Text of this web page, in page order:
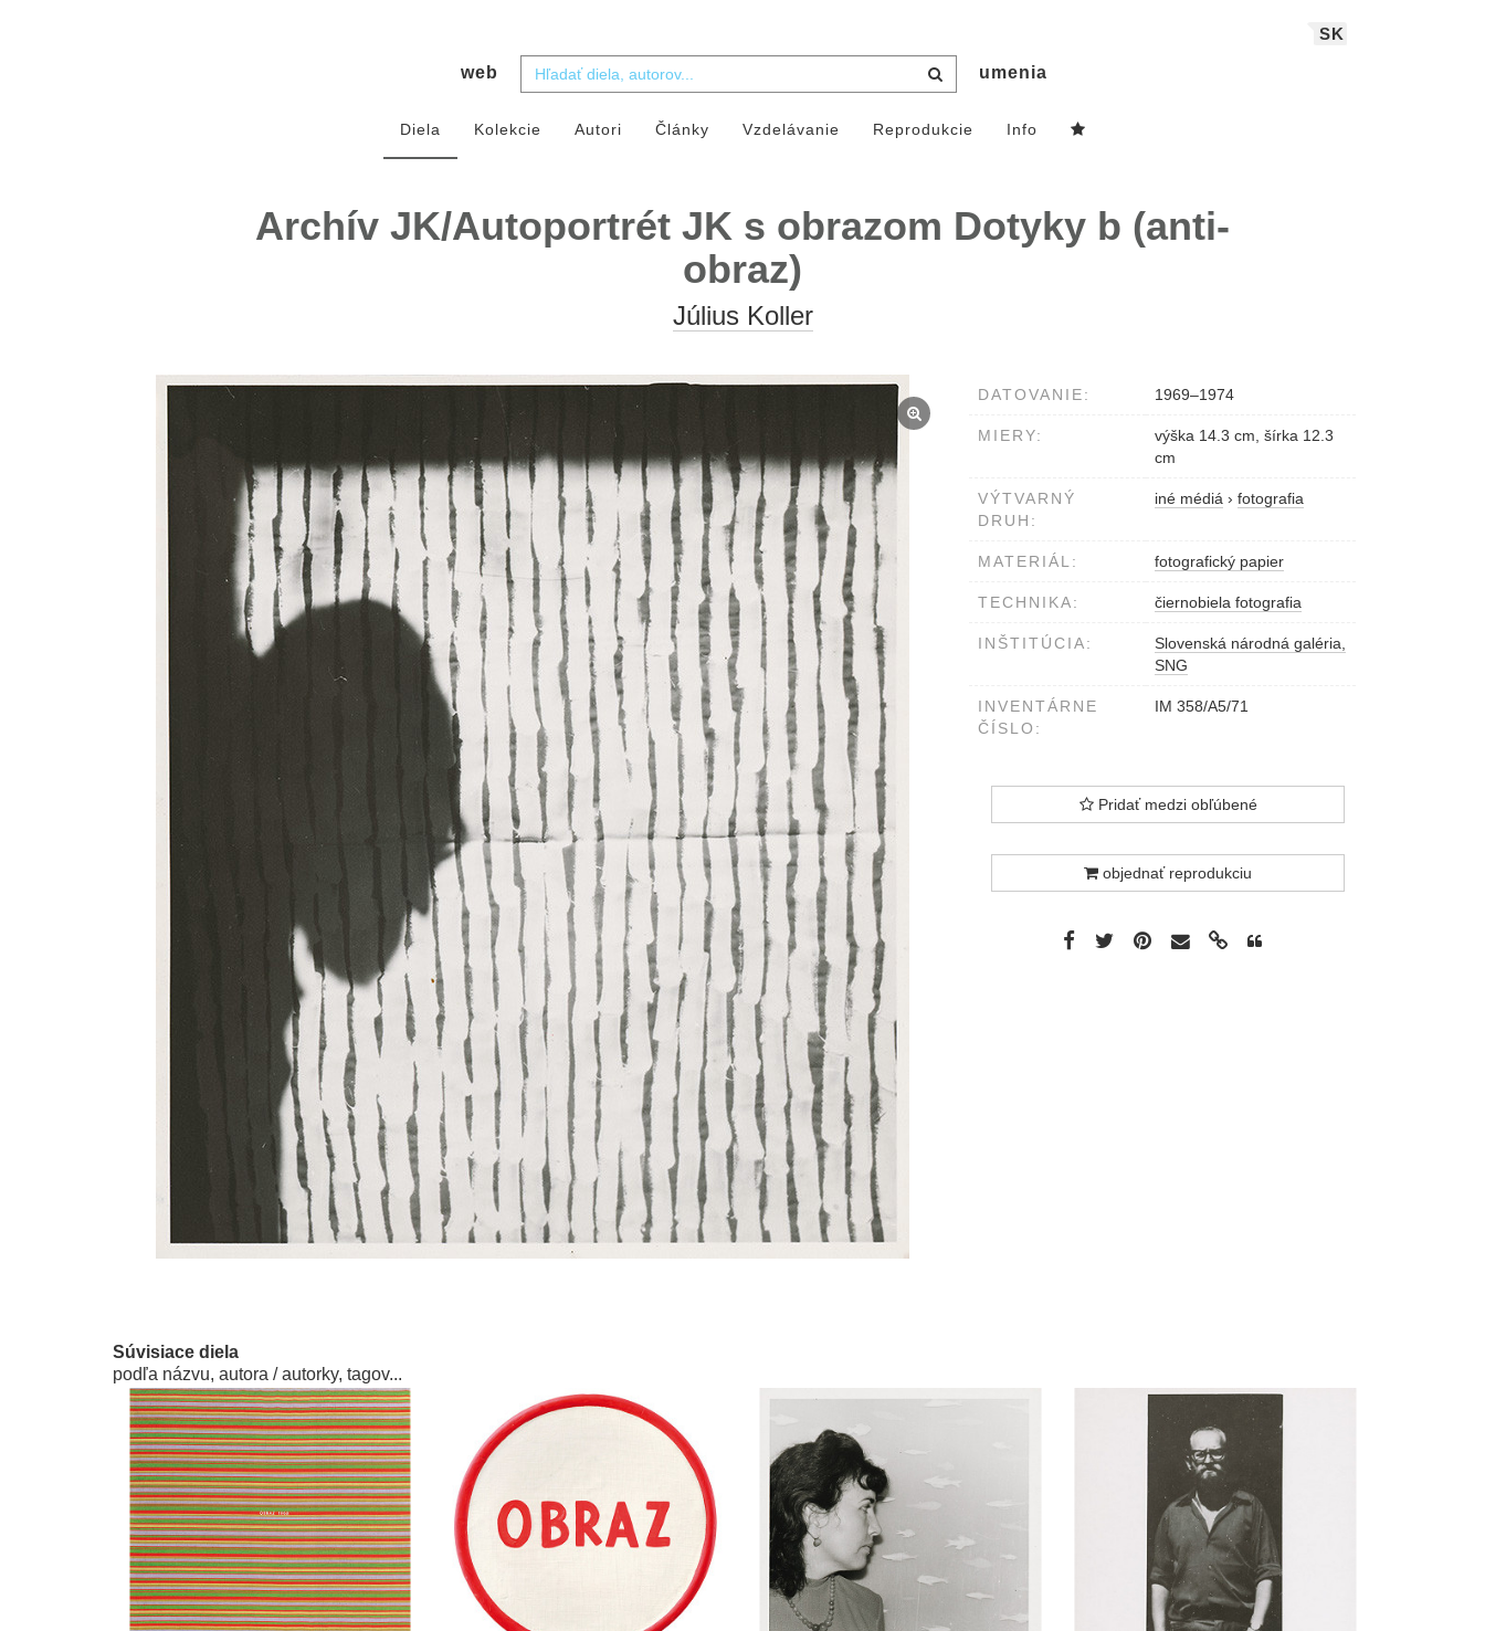
SK
web umenia
Diela Kolekcie Autori Články Vzdelávanie Reprodukcie Info
Archív JK/Autoportrét JK s obrazom Dotyky b (anti-
obraz)
Július Koller
DATOVANIE: 1969–1974
MIERY:
výška 14.3 cm, šírka 12.3
cm
VÝTVARNÝ
DRUH:
iné médiá › fotografia
MATERIÁL: fotografický papier
TECHNIKA: čiernobiela fotografia
INŠTITÚCIA:
Slovenská národná galéria,
SNG
INVENTÁRNE
ČÍSLO:
IM 358/A5/71
Pridať medzi obľúbené
objednať reprodukciu
Súvisiace diela
podľa názvu, autora / autorky, tagov...